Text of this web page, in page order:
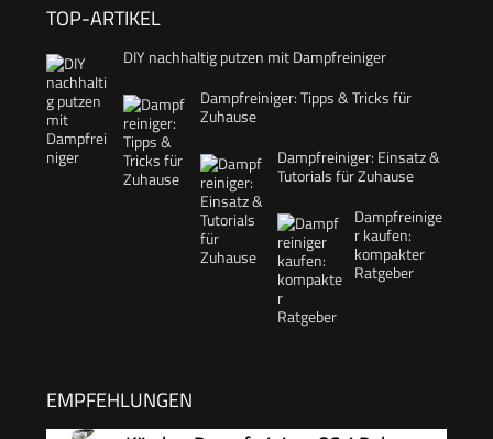
TOP-ARTIKEL
DIY nachhaltig putzen mit Dampfreiniger
Dampfreiniger: Tipps & Tricks für
Zuhause
Dampfreiniger: Einsatz &
Tutorials für Zuhause
Dampfreinige
r kaufen:
kompakter
Ratgeber
EMPFEHLUNGEN